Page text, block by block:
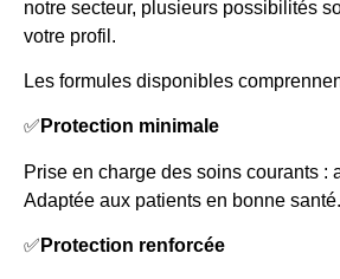
notre secteur, plusieurs possibilités
votre profil.
Les formules disponibles
✅ Protection minimale
Prise en charge des soins courants :
Adaptée aux patients en bonne santé.
✅ Protection renforcée